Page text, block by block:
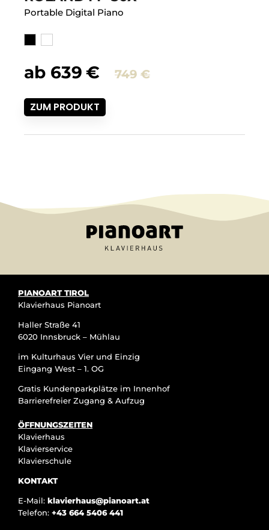
Portable Digital Piano
749 €
ab 639 €
ZUM PRODUKT
PIANOART TIROL
Klavierhaus Pianoart
Haller Straße 41
6020 Innsbruck – Mühlau
im Kulturhaus Vier und Einzig
Eingang West – 1. OG
Gratis Kundenparkplätze im Innenhof
Barrierefreier Zugang & Aufzug
ÖFFNUNGSZEITEN
Klavierhaus
Klavierservice
Klavierschule
KONTAKT
E-Mail: klavierhaus@pianoart.at
Telefon: +43 664 5406 441